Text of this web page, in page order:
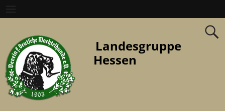
Landesgruppe
Hessen